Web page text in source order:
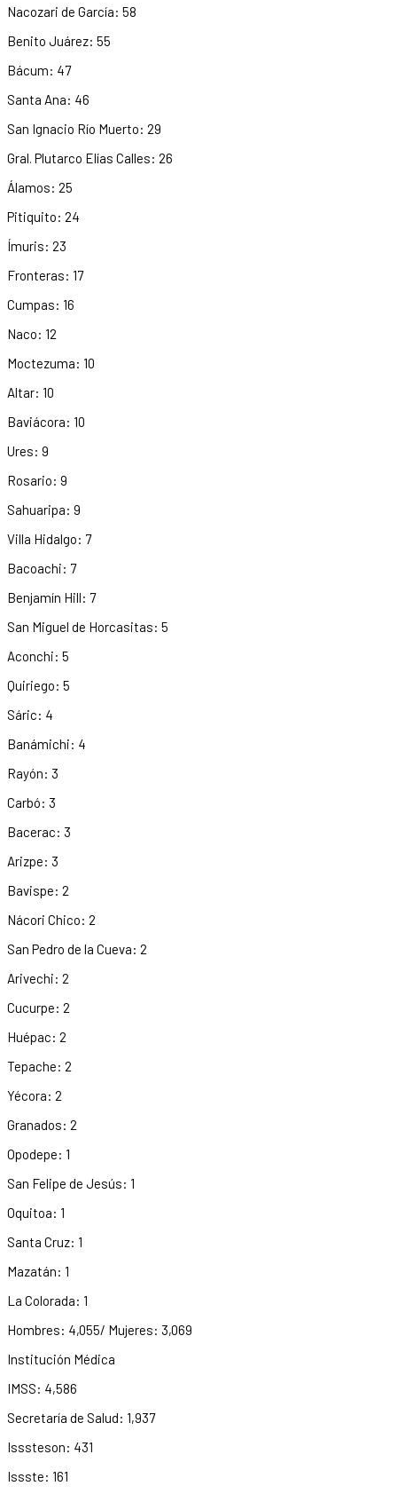
Nacozari de García: 58
Benito Juárez: 55
Bácum: 47
Santa Ana: 46
San Ignacio Río Muerto: 29
Gral. Plutarco Elías Calles: 26
Álamos: 25
Pitiquito: 24
Ímuris: 23
Fronteras: 17
Cumpas: 16
Naco: 12
Moctezuma: 10
Altar: 10
Baviácora: 10
Ures: 9
Rosario: 9
Sahuaripa: 9
Villa Hidalgo: 7
Bacoachi: 7
Benjamín Hill: 7
San Miguel de Horcasitas: 5
Aconchi: 5
Quiriego: 5
Sáric: 4
Banámichi: 4
Rayón: 3
Carbó: 3
Bacerac: 3
Arizpe: 3
Bavispe: 2
Nácori Chico: 2
San Pedro de la Cueva: 2
Arivechi: 2
Cucurpe: 2
Huépac: 2
Tepache: 2
Yécora: 2
Granados: 2
Opodepe: 1
San Felipe de Jesús: 1
Oquitoa: 1
Santa Cruz: 1
Mazatán: 1
La Colorada: 1
Hombres: 4,055/ Mujeres: 3,069
Institución Médica
IMSS: 4,586
Secretaría de Salud: 1,937
Isssteson: 431
Issste: 161